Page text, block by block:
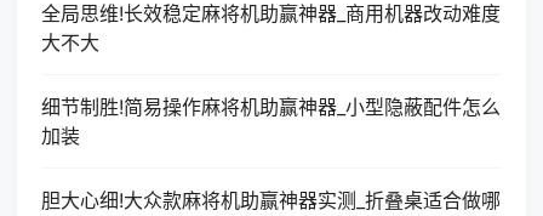
全局思维!长效稳定麻将机助赢神器_商用机器改动难度
大不大
细节制胜!简易操作麻将机助赢神器_小型隐蔽配件怎么
加装
胆大心细!大众款麻将机助赢神器实测_折叠桌适合做哪